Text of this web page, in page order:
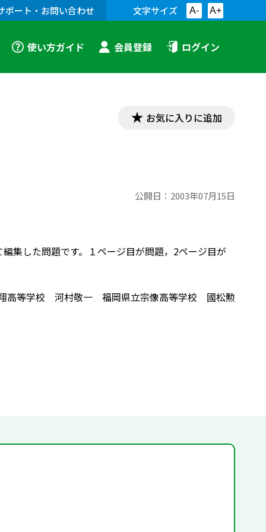
ポート・お問い合わせ 文字サイズ A- A+
使い方ガイド 会員登録 ログイン
お気に入りに追加
公開日： 2003年07月15日
集した問題です。１ページ目が問題，2ページ目が
高等学校 河村敬一 福岡県立宗像高等学校 國松勲